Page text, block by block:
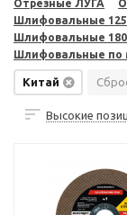
Отрезные ЛУГА
Шлифовальные
Шлифовальные
Шлифовальные по
Китай
Высокие